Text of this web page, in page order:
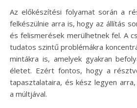
Az előkészítési folyamat során a
felkészülnie arra is, hogy az állítás
és felismerések merülhetnek fel. A
tudatos szintű problémákra
mintákra is, amelyek gyakran
életet. Ezért fontos, hogy a
tapasztalataira, és kész legyen
a múltjával.